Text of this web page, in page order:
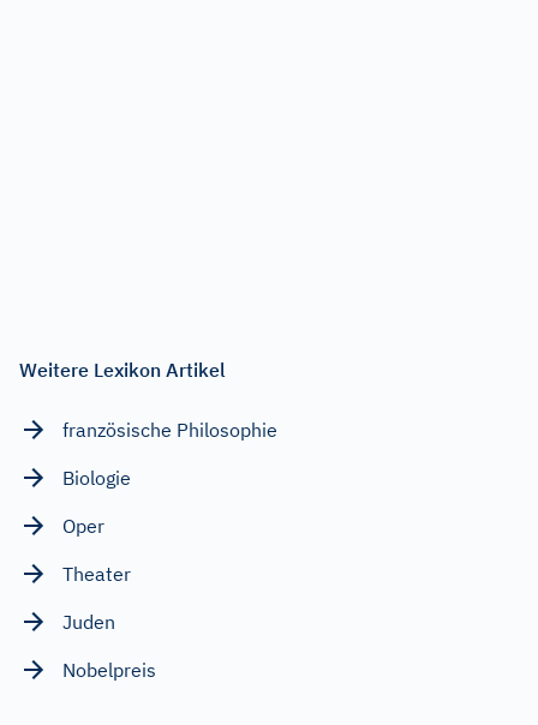
Weitere Lexikon Artikel
französische Philosophie
Biologie
Oper
Theater
Juden
Nobelpreis